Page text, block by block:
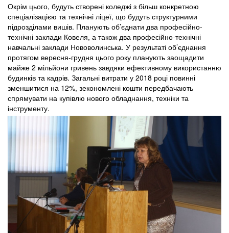
Окрім цього, будуть створені коледжі з більш конкретною
спеціалізацією та технічні ліцеї, що будуть структурними
підрозділами вишів. Планують об’єднати два професійно-
технічні заклади Ковеля, а також два професійно-технічні
навчальні заклади Нововолинська. У результаті об’єднання
протягом вересня-грудня цього року планують заощадити
майже 2 мільйони гривень завдяки ефективному використанню
будинків та кадрів. Загальні витрати у 2018 році повинні
зменшитися на 12%, зекономлені кошти передбачають
спрямувати на купівлю нового обладнання, техніки та
інструменту.